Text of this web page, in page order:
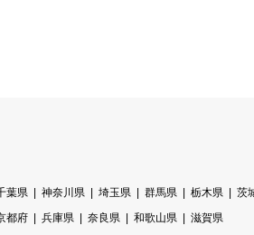
葉県 神奈川県 埼玉県 群馬県 栃木県
茨
都府 兵庫県 奈良県 和歌山県
滋賀県